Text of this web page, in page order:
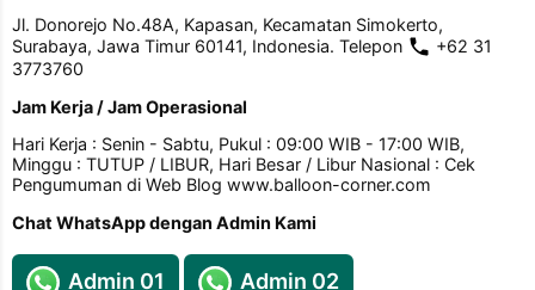
Jl. Donorejo No.48A, Kapasan, Kecamatan Simokerto,
Surabaya, Jawa Timur 60141, Indonesia. Telepon
+62 31
3773760
Jam Kerja / Jam Operasional
Hari Kerja : Senin - Sabtu, Pukul : 09:00 WIB - 17:00 WIB,
Minggu : TUTUP / LIBUR, Hari Besar / Libur Nasional : Cek
Pengumuman di Web Blog www.balloon-corner.com
Chat WhatsApp dengan Admin Kami
Admin 01 Admin 02